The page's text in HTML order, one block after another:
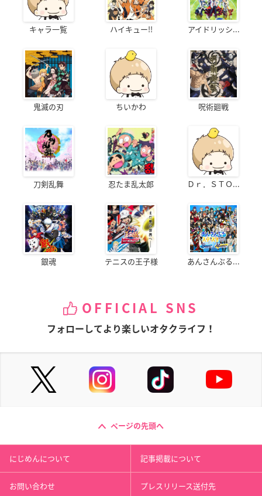
キャラ一覧 ハイキュー!! アイドリッシ...
鬼滅の刃 ちいかわ 呪術廻戦
刀剣乱舞 忍たま乱太郎 Ｄｒ．ＳＴＯ...
銀魂 テニスの王子様 あんさんぶる...
OFFICIAL SNS
フォローしてより楽しいオタクライフ！
ページの先頭へ
にじめんについて 記事掲載について
お問い合わせ プレスリリース送付先